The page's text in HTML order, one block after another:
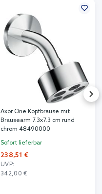
Axor One Kopfbrause mit
Brausearm 7.3x7.3 cm rund
chrom 48490000
Sofort lieferbar
238,51 €
UVP:
342,00 €